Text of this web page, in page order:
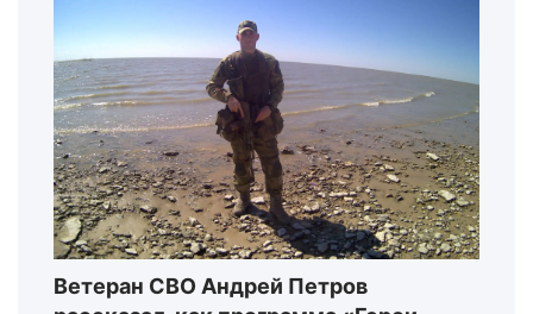
Ветеран СВО Андрей Петров